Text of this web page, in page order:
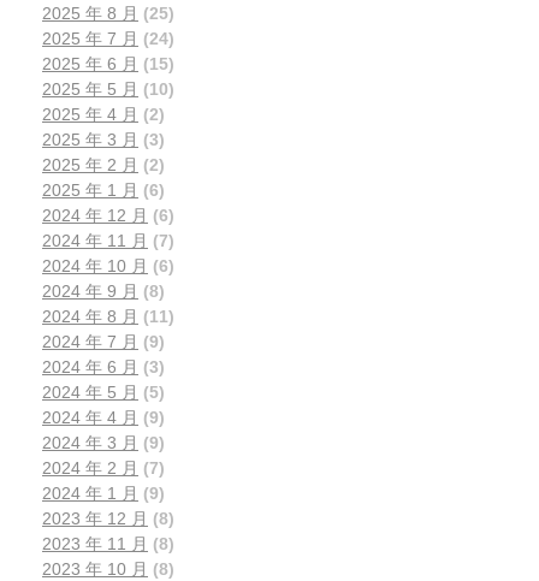
2025 年 8 月 (25)
2025 年 7 月 (24)
2025 年 6 月 (15)
2025 年 5 月 (10)
2025 年 4 月 (2)
2025 年 3 月 (3)
2025 年 2 月 (2)
2025 年 1 月 (6)
2024 年 12 月 (6)
2024 年 11 月 (7)
2024 年 10 月 (6)
2024 年 9 月 (8)
2024 年 8 月 (11)
2024 年 7 月 (9)
2024 年 6 月 (3)
2024 年 5 月 (5)
2024 年 4 月 (9)
2024 年 3 月 (9)
2024 年 2 月 (7)
2024 年 1 月 (9)
2023 年 12 月 (8)
2023 年 11 月 (8)
2023 年 10 月 (8)